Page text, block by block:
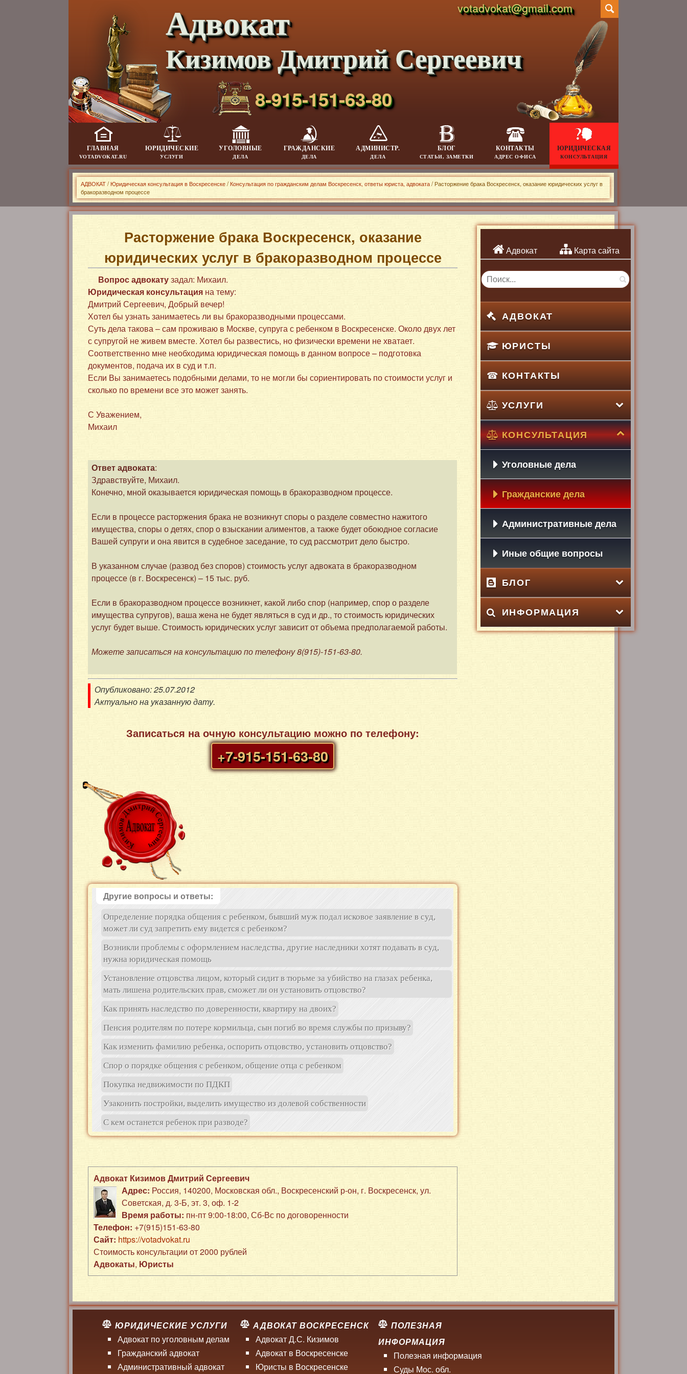
Адвокат
Кизимов Дмитрий Сергеевич
8-915-151-63-80
votadvokat@gmail.com
ГЛАВНАЯ
VOTADVOKAT.RU
ЮРИДИЧЕСКИЕ
УСЛУГИ
УГОЛОВНЫЕ
ДЕЛА
ГРАЖДАНСКИЕ
ДЕЛА
АДМИНИСТР.
ДЕЛА
БЛОГ
СТАТЬИ, ЗАМЕТКИ
КОНТАКТЫ
АДРЕС ОФИСА
ЮРИДИЧЕСКАЯ
КОНСУЛЬТАЦИЯ
АДВОКАТ/Юридическая консультация в Воскресенске/Консультация по гражданским делам Воскресенск, ответы юриста, адвоката/ Расторжение брака Воскресенск, оказание юридических услуг в
бракоразводном процессе
Расторжение брака Воскресенск, оказание
юридических услуг в бракоразводном процессе
Вопрос адвокатузадал: Михаил.
Юридическая консультация на тему:
Дмитрий Сергеевич, Добрый вечер!
Хотел бы узнать занимаетесь ли вы бракоразводными процессами.
Суть дела такова – сам проживаю в Москве, супруга с ребенком в Воскресенске. Около двух лет
с супругой не живем вместе. Хотел бы развестись, но физически времени не хватает.
Соответственно мне необходима юридическая помощь в данном вопросе – подготовка
документов, подача их в суд и т.п.
Если Вы занимаетесь подобными делами, то не могли бы сориентировать по стоимости услуг и
сколько по времени все это может занять.
С Уважением,
Михаил
Ответ адвоката:
Здравствуйте, Михаил.
Конечно, мной оказывается юридическая помощь в бракоразводном процессе.
Если в процессе расторжения брака не возникнут споры о разделе совместно нажитого
имущества, споры о детях, спор о взыскании алиментов, а также будет обоюдное согласие
Вашей супруги и она явится в судебное заседание, то суд рассмотрит дело быстро.
В указанном случае (развод без споров) стоимость услуг адвоката в бракоразводном
процессе (в г. Воскресенск) – 15 тыс. руб.
Если в бракоразводном процессе возникнет, какой либо спор (например, спор о разделе
имущества супругов), ваша жена не будет являться в суд и др., то стоимость юридических
услуг будет выше. Стоимость юридических услуг зависит от объема предполагаемой работы.
Можете записаться на консультацию по телефону 8(915)-151-63-80.
Опубликовано: 25.07.2012
Актуально на указанную дату.
Записаться на очную консультацию можно по телефону:
+7-915-151-63-80
Другие вопросы и ответы:
Определение порядка общения с ребенком, бывший муж подал исковое заявление в суд,
может ли суд запретить ему видется с ребенком?
Возникли проблемы с оформлением наследства, другие наследники хотят подавать в суд,
нужна юридическая помощь
Установление отцовства лицом, который сидит в тюрьме за убийство на глазах ребенка,
мать лишена родительских прав, сможет ли он установить отцовство?
Как принять наследство по доверенности, квартиру на двоих?
Пенсия родителям по потере кормильца, сын погиб во время службы по призыву?
Как изменить фамилию ребенка, оспорить отцовство, установить отцовство?
Спор о порядке общения с ребенком, общение отца с ребенком
Покупка недвижимости по ПДКП
Узаконить постройки, выделить имущество из долевой собственности
С кем останется ребенок при разводе?
Адвокат Кизимов Дмитрий Сергеевич
Адрес: Россия, 140200, Московская обл., Воскресенский р-он, г. Воскресенск,ул.
Советская, д. 3-Б,эт. 3, оф. 1-2
Время работы: пн-пт 9:00-18:00, Сб-Вс по договоренности
Телефон: +7(915)151-63-80
Сайт: https://votadvokat.ru
Стоимость консультации от 2000 рублей
Адвокаты, Юристы
Адвокат Карта сайта
АДВОКАТ
ЮРИСТЫ
КОНТАКТЫ
УСЛУГИ
КОНСУЛЬТАЦИЯ
Уголовные дела
Гражданские дела
Административные дела
Иные общие вопросы
БЛОГ
ИНФОРМАЦИЯ
ЮРИДИЧЕСКИЕ УСЛУГИ
Адвокат по уголовным делам
Гражданский адвокат
Административный адвокат
АДВОКАТ ВОСКРЕСЕНСК
Адвокат Д.С. Кизимов
Адвокат в Воскресенске
Юристы в Воскресенске
ПОЛЕЗНАЯ
ИНФОРМАЦИЯ
Полезная информация
Суды Мос. обл.